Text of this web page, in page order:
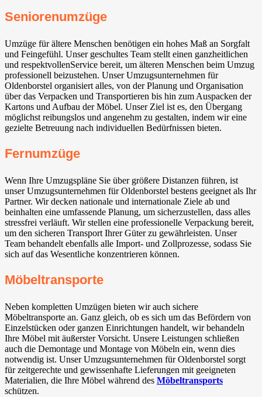
Seniorenumzüge
Umzüge für ältere Menschen benötigen ein hohes Maß an Sorgfalt
und Feingefühl. Unser geschultes Team stellt einen ganzheitlichen
und respektvollenService bereit, um älteren Menschen beim Umzug
professionell beizustehen. Unser Umzugsunternehmen für
Oldenborstel organisiert alles, von der Planung und Organisation
über das Verpacken und Transportieren bis hin zum Auspacken der
Kartons und Aufbau der Möbel. Unser Ziel ist es, den Übergang
möglichst reibungslos und angenehm zu gestalten, indem wir eine
gezielte Betreuung nach individuellen Bedürfnissen bieten.
Fernumzüge
Wenn Ihre Umzugspläne Sie über größere Distanzen führen, ist
unser Umzugsunternehmen für Oldenborstel bestens geeignet als Ihr
Partner. Wir decken nationale und internationale Ziele ab und
beinhalten eine umfassende Planung, um sicherzustellen, dass alles
stressfrei verläuft. Wir stellen eine professionelle Verpackung bereit,
um den sicheren Transport Ihrer Güter zu gewährleisten. Unser
Team behandelt ebenfalls alle Import- und Zollprozesse, sodass Sie
sich auf das Wesentliche konzentrieren können.
Möbeltransporte
Neben kompletten Umzügen bieten wir auch sichere
Möbeltransporte an. Ganz gleich, ob es sich um das Befördern von
Einzelstücken oder ganzen Einrichtungen handelt, wir behandeln
Ihre Möbel mit äußerster Vorsicht. Unsere Leistungen schließen
auch die Demontage und Montage von Möbeln ein, wenn dies
notwendig ist. Unser Umzugsunternehmen für Oldenborstel sorgt
für zeitgerechte und gewissenhafte Lieferungen mit geeigneten
Materialien, die Ihre Möbel während des Möbeltransports
schützen.